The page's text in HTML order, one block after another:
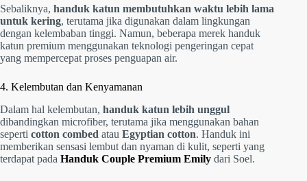
Sebaliknya, handuk katun membutuhkan waktu lebih lama
untuk kering, terutama jika digunakan dalam lingkungan
dengan kelembaban tinggi. Namun, beberapa merek handuk
katun premium menggunakan teknologi pengeringan cepat
yang mempercepat proses penguapan air.
4. Kelembutan dan Kenyamanan
Dalam hal kelembutan, handuk katun lebih unggul
dibandingkan microfiber, terutama jika menggunakan bahan
seperti cotton combed atau Egyptian cotton. Handuk ini
memberikan sensasi lembut dan nyaman di kulit, seperti yang
terdapat pada Handuk Couple Premium Emily dari Soel.